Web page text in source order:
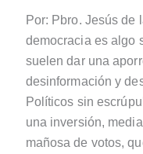
Por: Pbro. Jesús de
democracia es algo
suelen dar una
desinformación y
Políticos sin
una inversión,
mañosa de votos,